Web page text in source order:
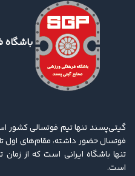
تقدیم جام به
گفت‌وگوی
روابط‌عمومی
۱۴۰۵/۰۲/۰۲
صحبت‌های
مقام
برگزاری
۱۴۰۵/۰۱/۲۳
باشگاه
گیتی‌پسند تنها تیم فوتسالی کشور
فوتسال حضور داشته، مقام‌های اول
تنها باشگاه ایرانی است که از
است.